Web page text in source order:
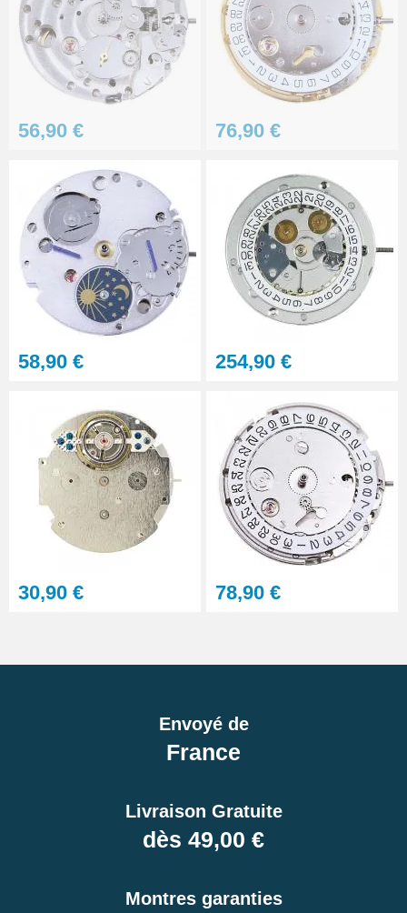
56,90 € 76,90 €
58,90 € 254,90 €
30,90 € 78,90 €
Envoyé de
France
Livraison Gratuite
dès 49,00 €
Montres garanties